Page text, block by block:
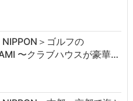
＞ゴルフの
〜クラブハウスが豪華…